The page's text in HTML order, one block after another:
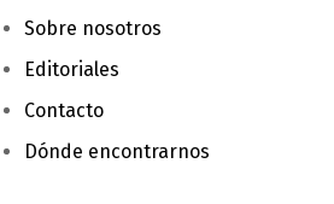
Sobre nosotros
Editoriales
Contacto
Dónde encontrarnos